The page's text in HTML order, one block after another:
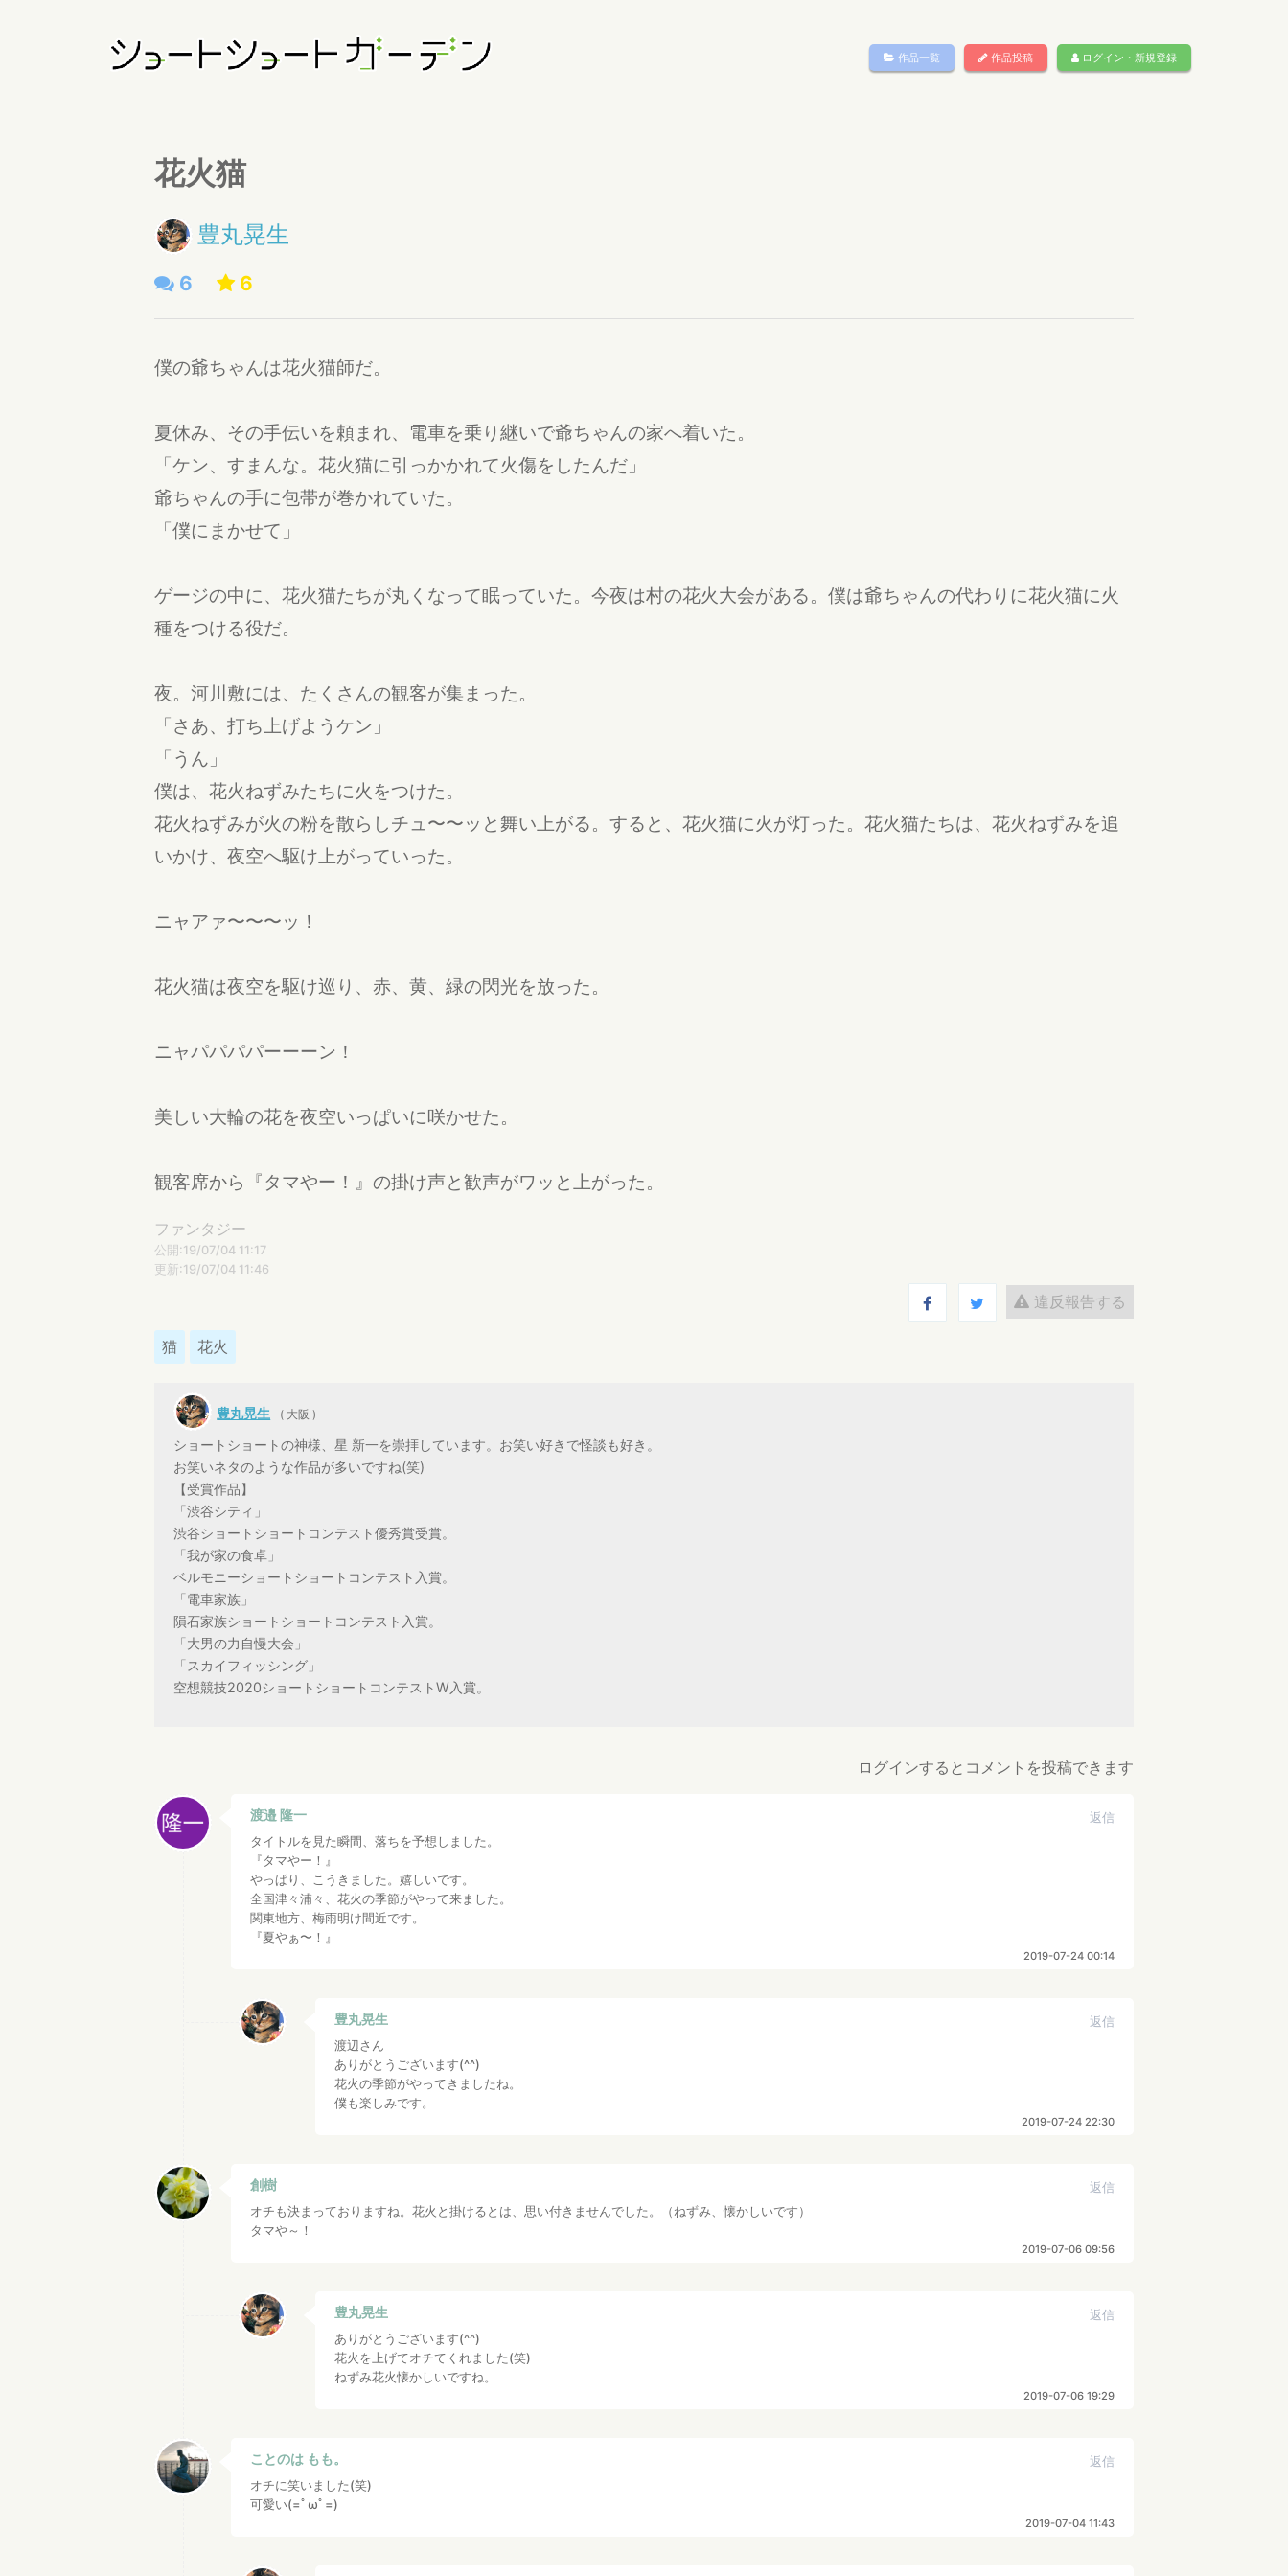
作品一覧 作品投稿 ログイン・新規登録
花火猫
豊丸晃生
6 6
僕の爺ちゃんは花火猫師だ。
夏休み、その手伝いを頼まれ、電車を乗り継いで爺ちゃんの家へ着いた。
「ケン、すまんな。花火猫に引っかかれて火傷をしたんだ」
爺ちゃんの手に包帯が巻かれていた。
「僕にまかせて」
ゲージの中に、花火猫たちが丸くなって眠っていた。今夜は村の花火大会がある。僕は爺ちゃんの代わりに花火猫に火
種をつける役だ。
夜。河川敷には、たくさんの観客が集まった。
「さあ、打ち上げようケン」
「うん」
僕は、花火ねずみたちに火をつけた。
花火ねずみが火の粉を散らしチュ〜〜ッと舞い上がる。すると、花火猫に火が灯った。花火猫たちは、花火ねずみを追
いかけ、夜空へ駆け上がっていった。
ニャアァ〜〜〜ッ！
花火猫は夜空を駆け巡り、赤、黄、緑の閃光を放った。
ニャパパパパーーーン！
美しい大輪の花を夜空いっぱいに咲かせた。
観客席から『タマやー！』の掛け声と歓声がワッと上がった。
ファンタジー
公開:19/07/04 11:17
更新:19/07/04 11:46
違反報告する
猫 花火
豊丸晃生 ( 大阪 )
ショートショートの神様、星 新一を崇拝しています。お笑い好きで怪談も好き。
お笑いネタのような作品が多いですね(笑)
【受賞作品】
「渋谷シティ」
渋谷ショートショートコンテスト優秀賞受賞。
「我が家の食卓」
ベルモニーショートショートコンテスト入賞。
「電車家族」
隕石家族ショートショートコンテスト入賞。
「大男の力自慢大会」
「スカイフィッシング」
空想競技2020ショートショートコンテストW入賞。
ログインするとコメントを投稿できます
渡邉 隆一
返信
タイトルを見た瞬間、落ちを予想しました。
『タマやー！』
やっぱり、こうきました。嬉しいです。
全国津々浦々、花火の季節がやって来ました。
関東地方、梅雨明け間近です。
『夏やぁ〜！』
2019-07-24 00:14
豊丸晃生
返信
渡辺さん
ありがとうございます(^^)
花火の季節がやってきましたね。
僕も楽しみです。
2019-07-24 22:30
創樹
返信
オチも決まっておりますね。花火と掛けるとは、思い付きませんでした。（ねずみ、懐かしいです）
タマや～！
2019-07-06 09:56
豊丸晃生
返信
ありがとうございます(^^)
花火を上げてオチてくれました(笑)
ねずみ花火懐かしいですね。
2019-07-06 19:29
ことのは もも。
返信
オチに笑いました(笑)
可愛い(=ﾟωﾟ=)
2019-07-04 11:43